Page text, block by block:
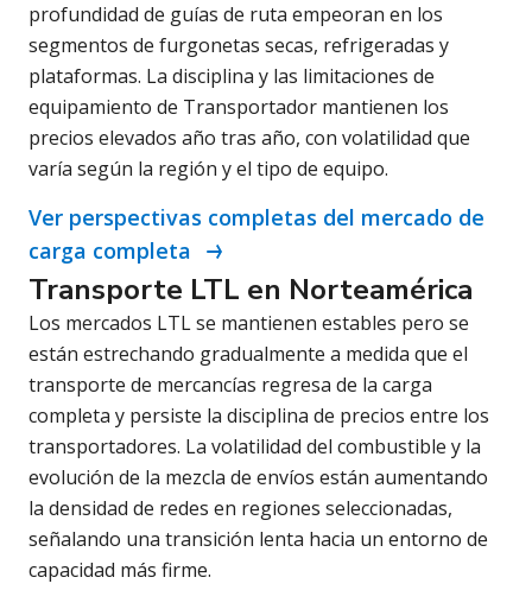
profundidad de guías de ruta empeoran en los
segmentos de furgonetas secas, refrigeradas y
plataformas. La disciplina y las limitaciones de
equipamiento de Transportador mantienen los
precios elevados año tras año, con volatilidad que
varía según la región y el tipo de equipo.
Ver perspectivas completas del mercado de
carga completa
Transporte LTL en Norteamérica
Los mercados LTL se mantienen estables pero se
están estrechando gradualmente a medida que el
transporte de mercancías regresa de la carga
completa y persiste la disciplina de precios entre los
transportadores. La volatilidad del combustible y la
evolución de la mezcla de envíos están aumentando
la densidad de redes en regiones seleccionadas,
señalando una transición lenta hacia un entorno de
capacidad más firme.